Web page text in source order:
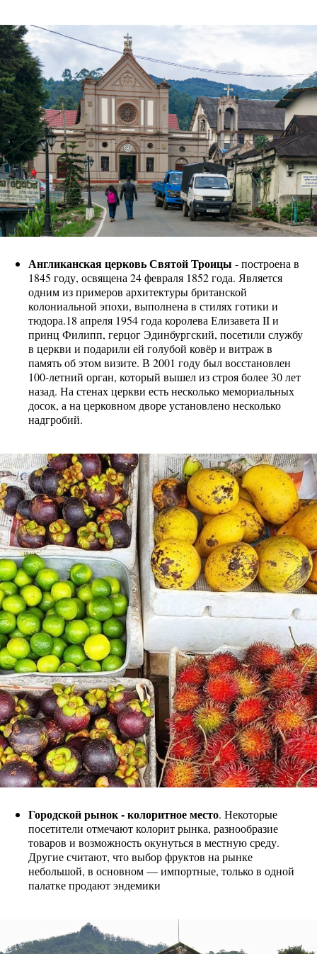
Англиканская церковь Святой Троицы - построена в
1845 году, освящена 24 февраля 1852 года. Является
одним из примеров архитектуры британской
колониальной эпохи, выполнена в стилях готики и
тюдора.18 апреля 1954 года королева Елизавета II и
принц Филипп, герцог Эдинбургский, посетили службу
в церкви и подарили ей голубой ковёр и витраж в
память об этом визите. В 2001 году был восстановлен
100-летний орган, который вышел из строя более 30 лет
назад. На стенах церкви есть несколько мемориальных
досок, а на церковном дворе установлено несколько
надгробий.
Городской рынок - колоритное место. Некоторые
посетители отмечают колорит рынка, разнообразие
товаров и возможность окунуться в местную среду.
Другие считают, что выбор фруктов на рынке
небольшой, в основном — импортные, только в одной
палатке продают эндемики